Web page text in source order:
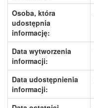
Osoba, która
udostępnia
informację:
Data wytworzenia
informacji:
Data udostępnienia
informacji: